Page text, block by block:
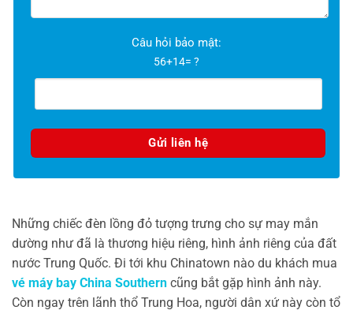
Câu hỏi bảo mật:
56+14= ?
Những chiếc đèn lồng đỏ tượng trưng cho sự may mắn
dường như đã là thương hiệu riêng, hình ảnh riêng của đất
nước Trung Quốc. Đi tới khu Chinatown nào du khách mua
vé máy bay China Southern cũng bắt gặp hình ảnh này.
Còn ngay trên lãnh thổ Trung Hoa, người dân xứ này còn tổ